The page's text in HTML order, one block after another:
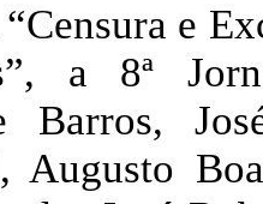
e
a 8ª
Barros,
Augusto